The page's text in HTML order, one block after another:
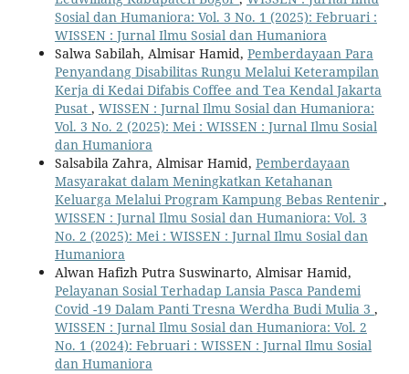
Sosial dan Humaniora: Vol. 3 No. 1 (2025): Februari :
WISSEN : Jurnal Ilmu Sosial dan Humaniora
Salwa Sabilah, Almisar Hamid, Pemberdayaan Para
Penyandang Disabilitas Rungu Melalui Keterampilan
Kerja di Kedai Difabis Coffee and Tea Kendal Jakarta
Pusat , WISSEN : Jurnal Ilmu Sosial dan Humaniora:
Vol. 3 No. 2 (2025): Mei : WISSEN : Jurnal Ilmu Sosial
dan Humaniora
Salsabila Zahra, Almisar Hamid, Pemberdayaan
Masyarakat dalam Meningkatkan Ketahanan
Keluarga Melalui Program Kampung Bebas Rentenir ,
WISSEN : Jurnal Ilmu Sosial dan Humaniora: Vol. 3
No. 2 (2025): Mei : WISSEN : Jurnal Ilmu Sosial dan
Humaniora
Alwan Hafizh Putra Suswinarto, Almisar Hamid,
Pelayanan Sosial Terhadap Lansia Pasca Pandemi
Covid -19 Dalam Panti Tresna Werdha Budi Mulia 3 ,
WISSEN : Jurnal Ilmu Sosial dan Humaniora: Vol. 2
No. 1 (2024): Februari : WISSEN : Jurnal Ilmu Sosial
dan Humaniora